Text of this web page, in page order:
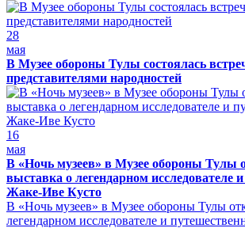
28
мая
В Музее обороны Тулы состоялась
представителями народностей
16
мая
В «Ночь музеев» в Музее обороны Тулы
выставка о легендарном исследователе
Жаке-Иве Кусто
В «Ночь музеев» в Музее обороны Тулы
легендарном исследователе и